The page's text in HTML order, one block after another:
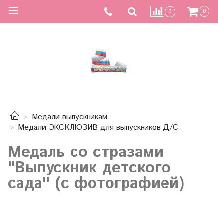
0 0
Медали выпускникам
Медали ЭКСКЛЮЗИВ для выпускников Д/С
Медаль со стразами
"Выпускник детского
сада" (с фотографией)